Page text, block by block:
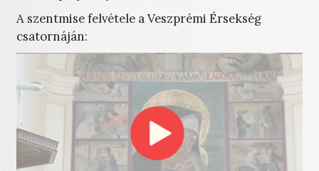
A szentmise felvétele a Veszprémi Érsekség
csatornáján: